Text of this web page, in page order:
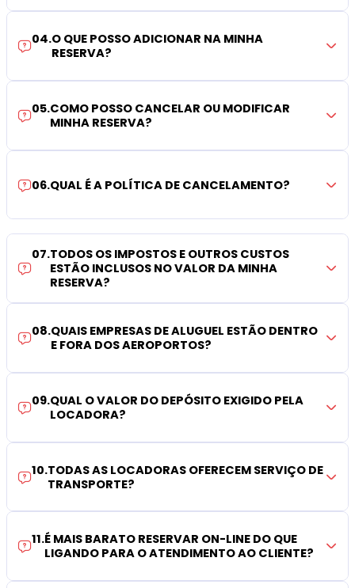
04.O QUE POSSO ADICIONAR NA MINHA
RESERVA?
05.COMO POSSO CANCELAR OU MODIFICAR
MINHA RESERVA?
06.QUAL É A POLÍTICA DE CANCELAMENTO?
07.TODOS OS IMPOSTOS E OUTROS CUSTOS
ESTÃO INCLUSOS NO VALOR DA MINHA
RESERVA?
08.QUAIS EMPRESAS DE ALUGUEL ESTÃO DENTRO
E FORA DOS AEROPORTOS?
09.QUAL O VALOR DO DEPÓSITO EXIGIDO PELA
LOCADORA?
10.TODAS AS LOCADORAS OFERECEM SERVIÇO DE
TRANSPORTE?
11.É MAIS BARATO RESERVAR ON-LINE DO QUE
LIGANDO PARA O ATENDIMENTO AO CLIENTE?